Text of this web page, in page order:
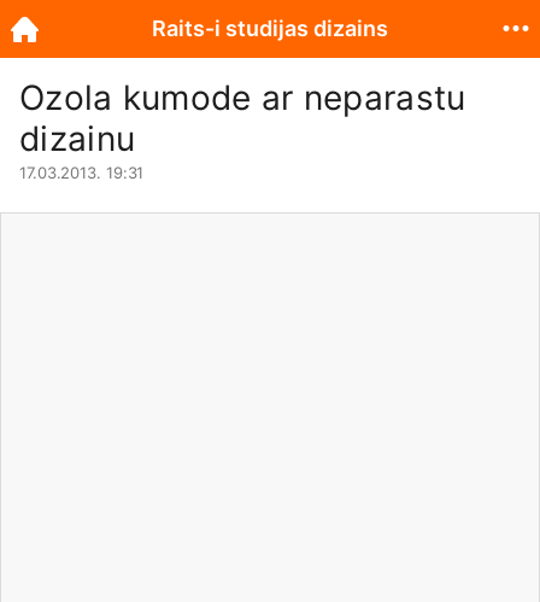
Ozola kumode ar neparastu
dizainu
17.03.2013. 19:31
Raits-i studijas dizains